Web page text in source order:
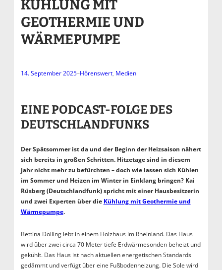
KÜHLUNG MIT
GEOTHERMIE UND
WÄRMEPUMPE
14. September 2025–Hörenswert, Medien
EINE PODCAST-FOLGE DES
DEUTSCHLANDFUNKS
Der Spätsommer ist da und der Beginn der Heizsaison nähert
sich bereits in großen Schritten. Hitzetage sind in diesem
Jahr nicht mehr zu befürchten – doch wie lassen sich Kühlen
im Sommer und Heizen im Winter in Einklang bringen? Kai
Rüsberg (Deutschlandfunk) spricht mit einer Hausbesitzerin
und zwei Experten über die Kühlung mit Geothermie und
Wärmepumpe.
Bettina Dölling lebt in einem Holzhaus im Rheinland. Das Haus
wird über zwei circa 70 Meter tiefe Erdwärmesonden beheizt und
gekühlt. Das Haus ist nach aktuellen energetischen Standards
gedämmt und verfügt über eine Fußbodenheizung. Die Sole wird